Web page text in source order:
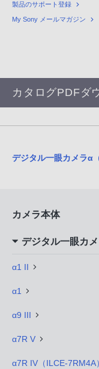
製品のサポート登録
My Sony メールマガジン
カタログPDFダ
デジタル一眼カメラα
カメラ本体
デジタル一眼カ
α1 II
α1
α9 III
α7R V
α7R IV（ILCE-7RM4A）